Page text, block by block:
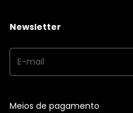
Newsletter
Meios de pagamento